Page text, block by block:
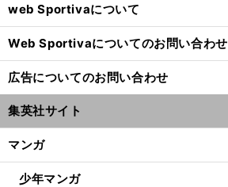
web Sportivaについて
Web Sportivaについてのお問い合わせ
広告についてのお問い合わせ
集英社サイト
マンガ
少年マンガ